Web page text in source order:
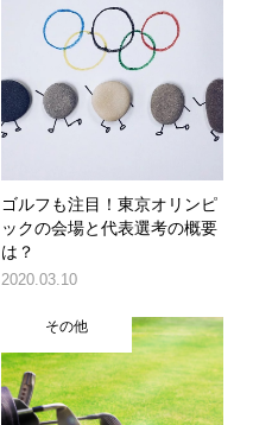
ゴルフも注目！東京オリンピ
ックの会場と代表選考の概要
は？
2020.03.10
その他